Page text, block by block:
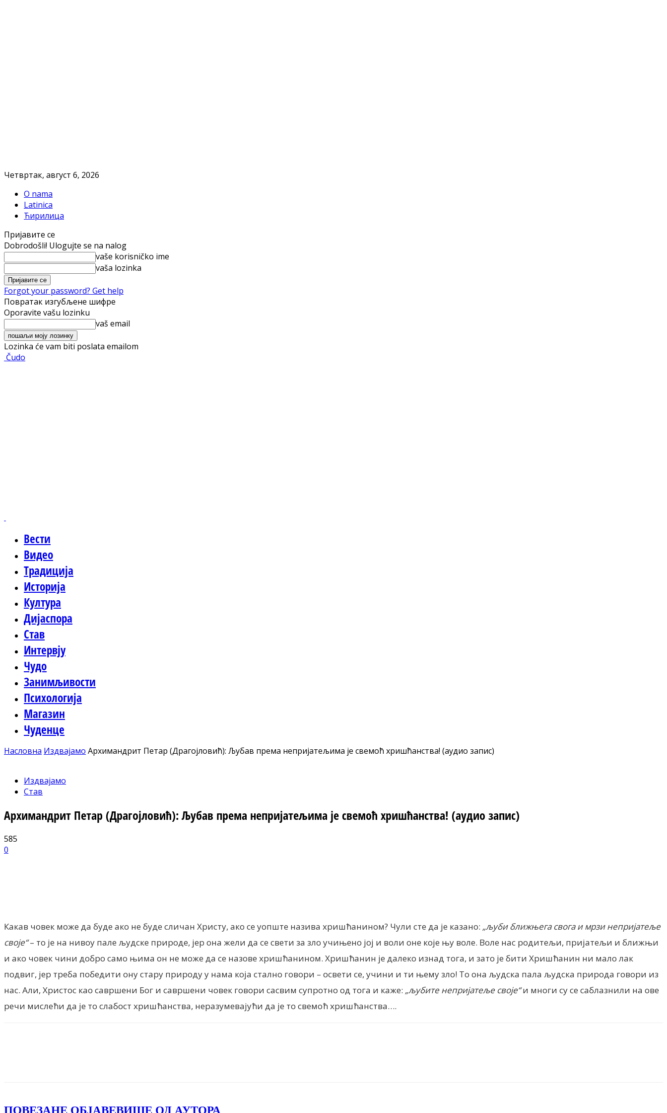
Четвртак, август 6, 2026
O nama
Latinica
Ћирилица
Пријавите се
Dobrodošli! Ulogujte se na nalog
vaše korisničko ime
vaša lozinka
Forgot your password? Get help
Повратак изгубљене шифре
Oporavite vašu lozinku
vaš email
Lozinka će vam biti poslata emailom
Čudo
Вести
Видео
Традиција
Историја
Култура
Дијаспора
Став
Интервју
Чудо
Занимљивости
Психологија
Магазин
Чуденце
Насловна Издвајамо Архимандрит Петар (Драгојловић): Љубав према непријатељима је свемоћ хришћанства! (аудио запис)
Издвајамо
Став
Архимандрит Петар (Драгојловић): Љубав према непријатељима је свемоћ хришћанства! (аудио запис)
585
0
Какав човек може да буде ако не буде сличан Христу, ако се уопште назива хришћанином? Чули сте да је казано: „љуби ближњега свога и мрзи непријатеље
своје“– то је на нивоу пале људске природе, јер она жели да се свети за зло учињено јој и воли оне које њу воле. Воле нас родитељи, пријатељи и ближњи
и ако човек чини добро само њима он не може да се назове хришћанином. Хришћанин је далеко изнад тога, и зато је бити Хришћанин ни мало лак
подвиг, јер треба победити ону стару природу у нама која стално говори – освети се, учини и ти њему зло! То она људска пала људска природа говори из
нас. Али, Христос као савршени Бог и савршени човек говори сасвим супротно од тога и каже: „љубите непријатеље своје“и многи су се саблазнили на ове
речи мислећи да је то слабост хришћанства, неразумевајући да је то свемоћ хришћанства….